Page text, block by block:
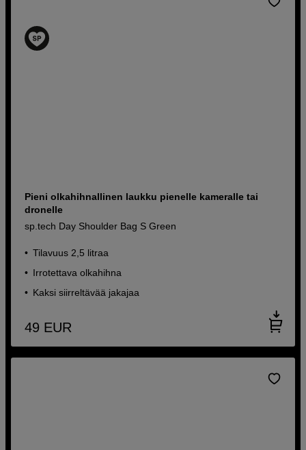
Pieni olkahihnallinen laukku pienelle kameralle tai
dronelle
sp.tech Day Shoulder Bag S Green
Tilavuus 2,5 litraa
Irrotettava olkahihna
Kaksi siirreltävää jakajaa
49 EUR